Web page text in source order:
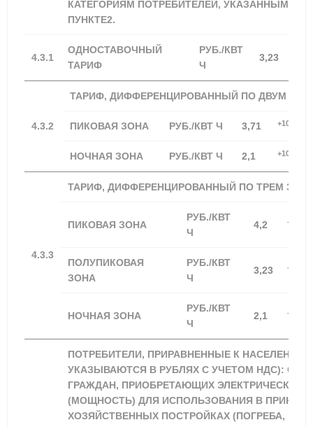
КАТЕГОРИЯМ ПОТРЕБИТЕЛЕЙ, УКАЗАННЫМ В
ПУНКТЕ2.
4.3.1
ОДНОСТАВОЧНЫЙ
ТАРИФ
РУБ./КВТ
Ч
3,23
4.3.2
ТАРИФ, ДИФФЕРЕНЦИРОВАННЫЙ ПО ДВУМ
ПИКОВАЯ ЗОНА РУБ./КВТ Ч 3,71 +100,00%
НОЧНАЯ ЗОНА РУБ./КВТ Ч 2,1 +100,00%
4.3.3
ТАРИФ, ДИФФЕРЕНЦИРОВАННЫЙ ПО ТРЕМ
ПИКОВАЯ ЗОНА
РУБ./КВТ
Ч
4,2
ПОЛУПИКОВАЯ
ЗОНА
РУБ./КВТ
Ч
3,23
НОЧНАЯ ЗОНА
РУБ./КВТ
Ч
2,1
ПОТРЕБИТЕЛИ, ПРИРАВНЕННЫЕ К НАСЕЛЕНИЮ
УКАЗЫВАЮТСЯ В РУБЛЯХ С УЧЕТОМ НДС):
ГРАЖДАН, ПРИОБРЕТАЮЩИХ ЭЛЕКТРИЧЕСКУЮ
(МОЩНОСТЬ) ДЛЯ ИСПОЛЬЗОВАНИЯ В
ХОЗЯЙСТВЕННЫХ ПОСТРОЙКАХ (ПОГРЕБА,